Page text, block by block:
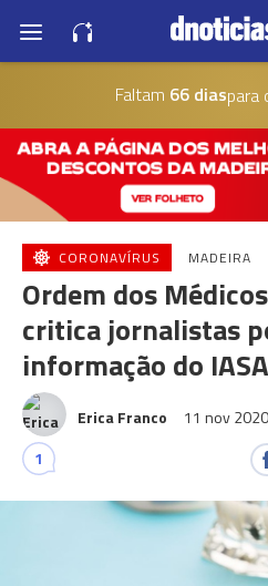
Faltam 66 diaspara
CORONAVÍRUS MADEIRA
Ordem dos
critica jornalistas
informação do
Erica Franco 11 nov 2020
1